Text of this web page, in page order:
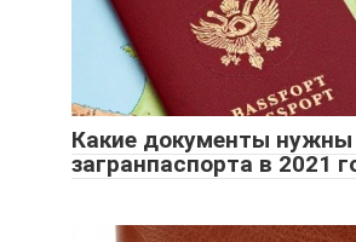
Какие документы
загранпаспорта в 2021